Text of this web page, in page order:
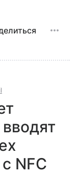
NFC